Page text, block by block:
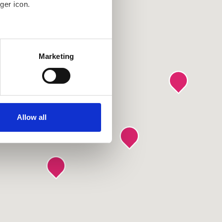
icon.
meters
who may combine it with
Read more about
Marketing
Allow all